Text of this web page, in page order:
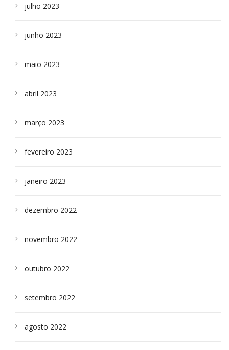
julho 2023
junho 2023
maio 2023
abril 2023
março 2023
fevereiro 2023
janeiro 2023
dezembro 2022
novembro 2022
outubro 2022
setembro 2022
agosto 2022